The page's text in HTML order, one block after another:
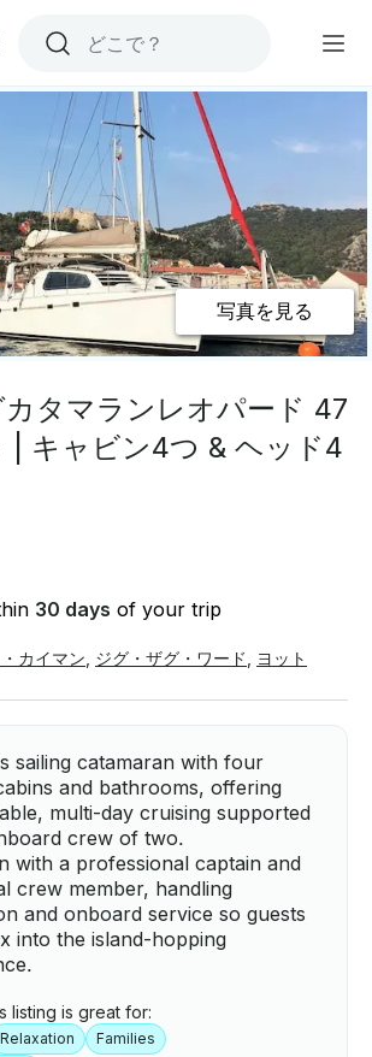
写真を見る
タマランレオパード 47
| キャビン4つ & ヘッド4
30 days of your trip
カイマン ジグ・ザグ・ワード ヨット
sailing catamaran with four
and bathrooms, offering
multi-day cruising supported
crew of two.
with a professional captain and
crew member, handling
and onboard service so guests
into the island-hopping
listing is great for:
Relaxation
Families